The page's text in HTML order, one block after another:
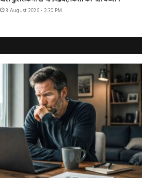
3 August 2026 - 2:30 PM